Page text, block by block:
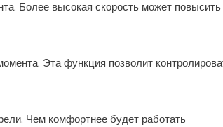
Более высокая скорость может повысить
Эта функция позволит
Чем комфортнее будет работать